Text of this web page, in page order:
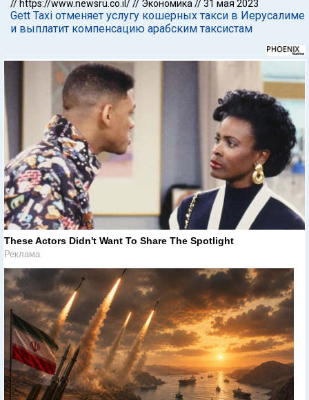
// https://www.newsru.co.il/ // Экономика // 31 мая 2023
Gett Taxi отменяет услугу кошерных такси в Иерусалиме
и выплатит компенсацию арабским таксистам
These Actors Didn't Want To Share The Spotlight
Реклама